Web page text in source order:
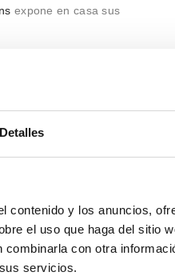
Detalles
contenido y los anuncios,
el uso que haga del sitio
con otra
servicios.
expone en casa sus
presenta en el Van Abbe
parte de su programa de
cabida en esta estructura
reutilizadas tras la DDW.